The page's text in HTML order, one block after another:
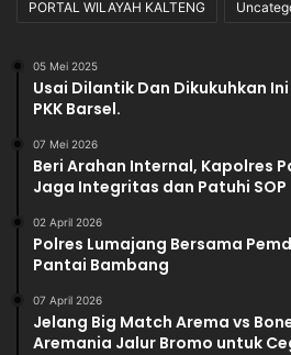
PORTAL WILAYAH KALTENG
05 Mei 2025
Usai Dilantik Dan Dikukuhkan
PKK Barsel.
07 Mei 2026
Beri Arahan Internal, Kapolres
Jaga Integritas dan Patuhi SOP
02 April 2026
Polres Lumajang Bersama
Pantai Bambang
07 April 2026
Jelang Big Match Arema vs
Aremania Jalur Bromo untuk